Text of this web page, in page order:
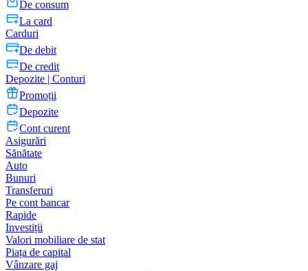
De consum
La card
Carduri
De debit
De credit
Depozite | Conturi
Promoții
Depozite
Cont curent
Asigurări
Sănătate
Auto
Bunuri
Transferuri
Pe cont bancar
Rapide
Investiții
Valori mobiliare de stat
Piața de capital
Vânzare gaj